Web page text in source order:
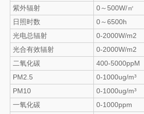
紫外辐射
0～500W/㎡
日照时数
0～6500h
光电总辐射
0-2000W/m2
光合有效辐射
0-2000W/m2
二氧化碳
400-5000ppM
PM2.5
0-1000ug/m³
PM10
0-1000ug/m³
一氧化碳
0-1000ppm